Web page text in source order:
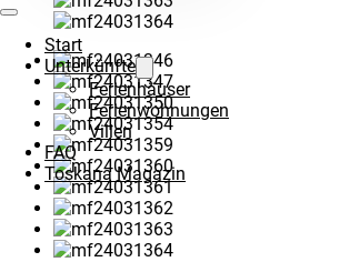
Start
Unterkünfte
Ferienhäuser
Ferienwohnungen
Villen
FAQ
Toskana Magazin